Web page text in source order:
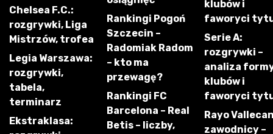
Chelsea F.C.:
rozgrywki, Liga
Mistrzów, trofea
Legia Warszawa:
rozgrywki,
tabela,
terminarz
Ekstraklasa:
Rankingi Pogoń
Szczecin –
Radomiak Radom
– kto ma
przewagę?
Rankingi FC
Barcelona – Real
Betis – liczby,
klubów i
faworyci
Serie A:
rozgrywki –
analiza
klubów i
faworyci
Rayo
zawodnicy –